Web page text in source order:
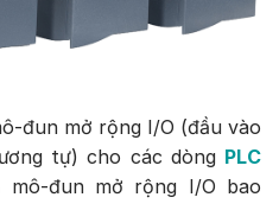
đun mở rộng I/O (đầu vào
tự) cho các dòng PLC
mô-đun mở rộng I/O bao